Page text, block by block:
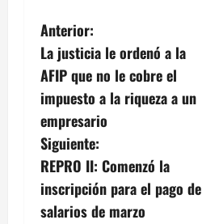
N
a
v
e
g
a
Anterior:
La justicia le ordenó a la
AFIP que no le cobre el
impuesto a la riqueza a un
empresario
Siguiente:
REPRO II: Comenzó la
inscripción para el pago de
salarios de marzo